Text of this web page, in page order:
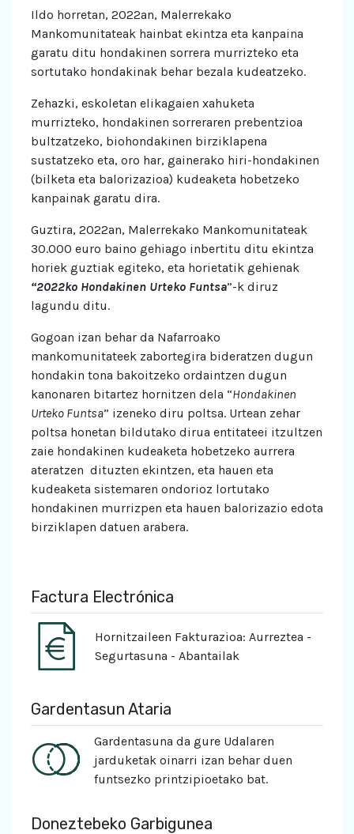
Ildo horretan, 2022an, Malerrekako
Mankomunitateak hainbat ekintza eta kanpaina
garatu ditu hondakinen sorrera murrizteko eta
sortutako hondakinak behar bezala kudeatzeko.
Zehazki, eskoletan elikagaien xahuketa
murrizteko, hondakinen sorreraren prebentzioa
bultzatzeko, biohondakinen birziklapena
sustatzeko eta, oro har, gainerako hiri-hondakinen
(bilketa eta balorizazioa) kudeaketa hobetzeko
kanpainak garatu dira.
Guztira, 2022an, Malerrekako Mankomunitateak
30.000 euro baino gehiago inbertitu ditu ekintza
horiek guztiak egiteko, eta horietatik gehienak
“2022ko Hondakinen Urteko Funtsa”-k diruz
lagundu ditu.
Gogoan izan behar da Nafarroako
mankomunitateek zabortegira bideratzen dugun
hondakin tona bakoitzeko ordaintzen dugun
kanonaren bitartez hornitzen dela “Hondakinen
Urteko Funtsa” izeneko diru poltsa. Urtean zehar
poltsa honetan bildutako dirua entitateei itzultzen
zaie hondakinen kudeaketa hobetzeko aurrera
ateratzen dituzten ekintzen, eta hauen eta
kudeaketa sistemaren ondorioz lortutako
hondakinen murrizpen eta hauen balorizazio edota
birziklapen datuen arabera.
Factura Electrónica
Hornitzaileen Fakturazioa: Aurreztea -
Segurtasuna - Abantailak
Gardentasun Ataria
Gardentasuna da gure Udalaren
jarduketak oinarri izan behar duen
funtsezko printzipioetako bat.
Doneztebeko Garbigunea